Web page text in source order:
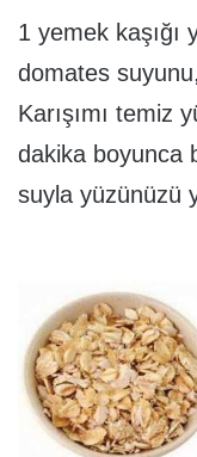
1 yemek kaşığı
domates
Karışımı temiz
dakika boyunca
suyla yüzünüzü